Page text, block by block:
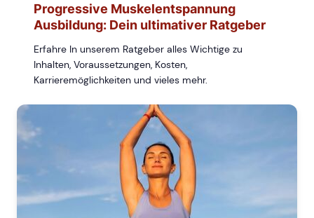
Progressive Muskelentspannung
Ausbildung: Dein ultimativer Ratgeber
Erfahre In unserem Ratgeber alles Wichtige zu
Inhalten, Voraussetzungen, Kosten,
Karrieremöglichkeiten und vieles mehr.